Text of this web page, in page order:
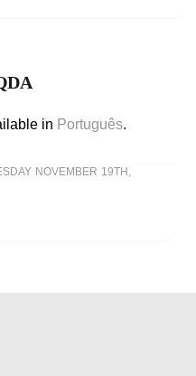
in Português.
NOVEMBER 19TH,